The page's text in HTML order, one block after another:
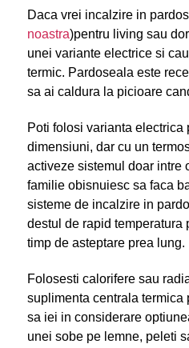
Daca vrei incalzire in
noastra)pentru living sau
unei variante electrice si
termic. Pardoseala este
sa ai caldura la picioare
Poti folosi varianta electrica
dimensiuni, dar cu un
activeze sistemul doar intre
familie obisnuiesc sa faca
sisteme de incalzire in
destul de rapid temperatura
timp de asteptare prea lung.
Folosesti calorifere sau
suplimenta centrala termica
sa iei in considerare
unei sobe pe lemne, peleti